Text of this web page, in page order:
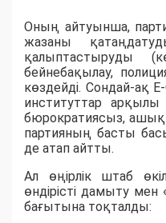
Оның айтуынша,
жазаны
қалыптастыруды
бейнебақылау,
көздейді. Сондай-ақ
институттар арқылы
бюрократиясыз,
партияның басты
де атап айтты.
Ал өңірлік штаб
өндірісті дамыту
бағытына тоқталды: